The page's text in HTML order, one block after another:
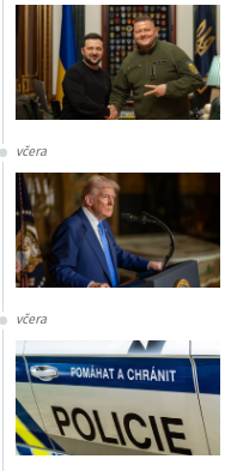
včera
včera